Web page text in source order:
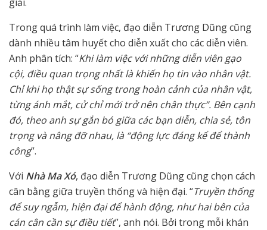
Trong quá trình làm việc, đạo diễn Trương Dũng cũng
dành nhiều tâm huyết cho diễn xuất cho các diễn viên.
Anh phân tích: “Khi làm việc với những diễn viên gạo
cội, điều quan trọng nhất là khiến họ tin vào nhân vật.
Chỉ khi họ thật sự sống trong hoàn cảnh của nhân vật,
từng ánh mắt, cử chỉ mới trở nên chân thực”. Bên cạnh
đó, theo anh sự gắn bó giữa các bạn diễn, chia sẻ, tôn
trọng và nâng đỡ nhau, là “động lực đáng kể để thành
công”.
Với Nhà Ma Xó, đạo diễn Trương Dũng cũng chọn cách
cân bằng giữa truyền thống và hiện đại. “Truyền thống
để suy ngẫm, hiện đại để hành động, như hai bên của
cán cân cần sự điều tiết”, anh nói. Bởi trong mỗi khán